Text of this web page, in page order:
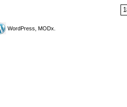
WordPress, MODx.